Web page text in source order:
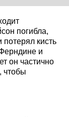
погибла,
кисть
и
он частично
чтобы